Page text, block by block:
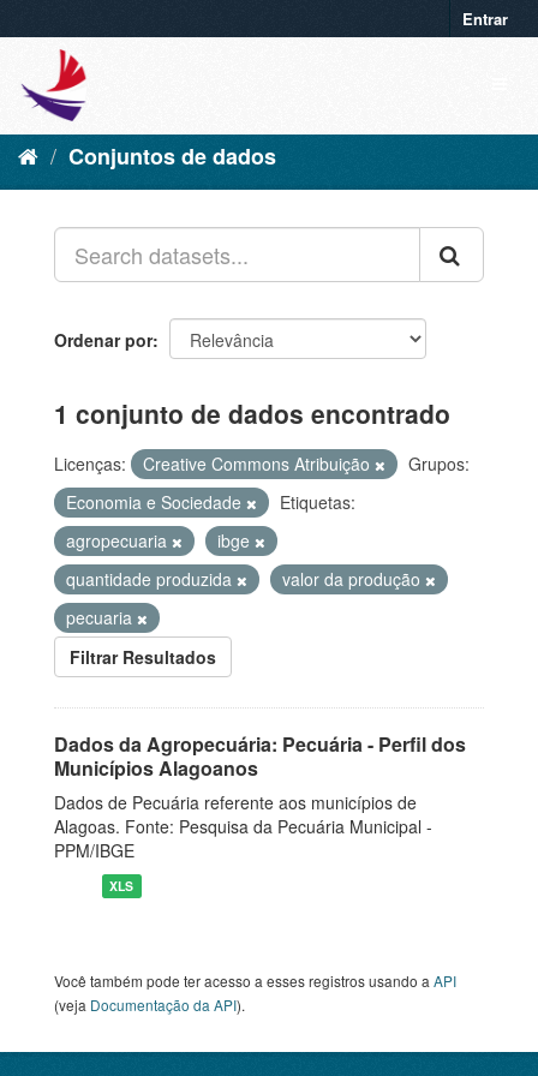
Entrar
Conjuntos de dados
Ordenar por
1 conjunto de dados encontrado
Licenças: Creative Commons Atribuição
Grupos:
Economia e Sociedade
Etiquetas:
agropecuaria
ibge
quantidade produzida
valor da produção
pecuaria
Filtrar Resultados
Dados da Agropecuária: Pecuária - Perfil dos
Municípios Alagoanos
Dados de Pecuária referente aos municípios de
Alagoas. Fonte: Pesquisa da Pecuária Municipal -
PPM/IBGE
XLS
Você também pode ter acesso a esses registros usando a API
(veja Documentação da API).